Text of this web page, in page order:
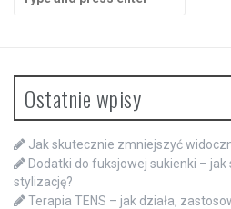
for:
Ostatnie wpisy
Jak skutecznie zmniejszyć
Dodatki do fuksjowej sukienki –
stylizację?
Terapia TENS – jak działa,